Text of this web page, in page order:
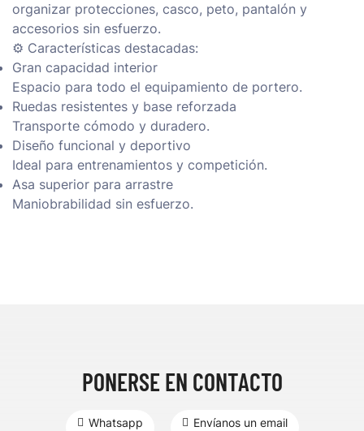
organizar protecciones, casco, peto, pantalón y
accesorios sin esfuerzo.
⚙️ Características destacadas:
Gran capacidad interior
Espacio para todo el equipamiento de portero.
Ruedas resistentes y base reforzada
Transporte cómodo y duradero.
Diseño funcional y deportivo
Ideal para entrenamientos y competición.
Asa superior para arrastre
Maniobrabilidad sin esfuerzo.
PONERSE EN CONTACTO
Whatsapp Envíanos un email